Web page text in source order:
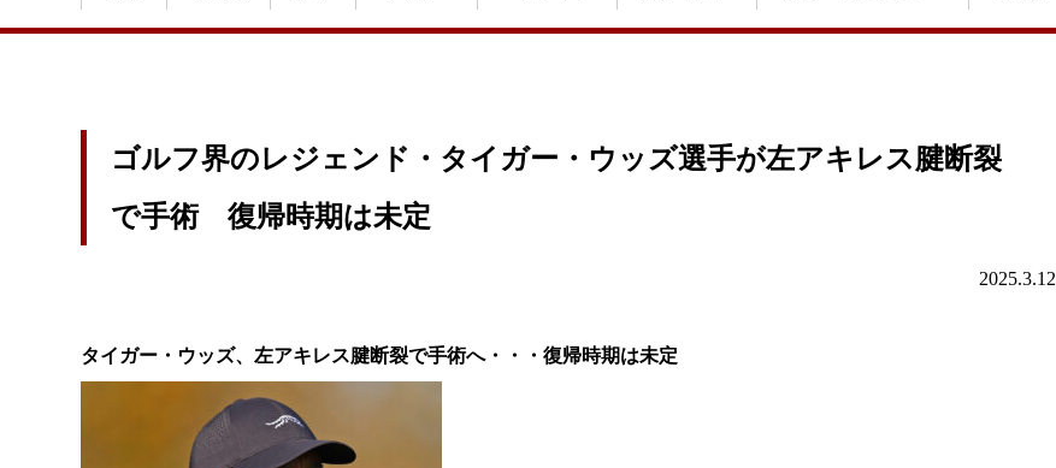
ゴルフ界のレジェンド・タイガー・ウッズ選手が左アキレス腱断裂
で手術 復帰時期は未定
2025.3.12
タイガー・ウッズ、左アキレス腱断裂で手術へ・・・復帰時期は未定